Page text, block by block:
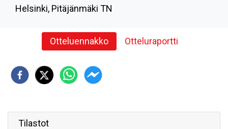
Helsinki, Pitäjänmäki TN
Otteluennakko Otteluraportti
Tilastot